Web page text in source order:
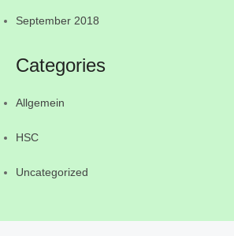
September 2018
Categories
Allgemein
HSC
Uncategorized